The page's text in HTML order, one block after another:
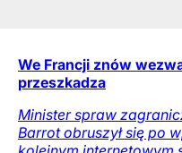
We Francji znów
przeszkadza
Minister spraw
Barrot obruszył się po